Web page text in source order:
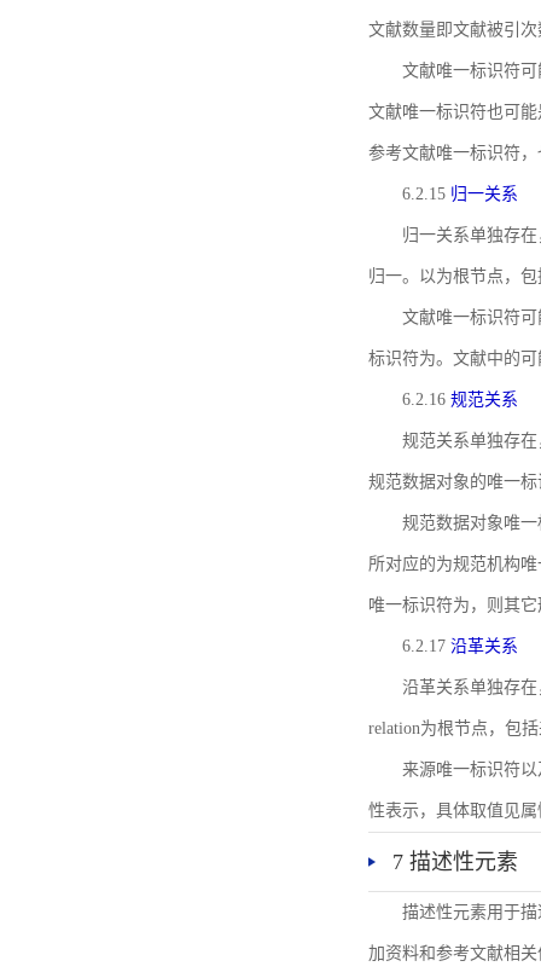
文献数量即文献被引
文献唯一标识符
文献唯一标识符也可
参考文献唯一标识符
6.2.15 归一关系
归一关系单独存
归一。以为根节点，
文献唯一标识符
标识符为。文献中的
6.2.16 规范关系
规范关系单独存
规范数据对象的唯一
规范数据对象唯一
所对应的为规范机构
唯一标识符为，则其
6.2.17 沿革关系
沿革关系单独存
relation为根节点，包
来源唯一标识符以
性表示，具体取值见属
7 描述性元素
描述性元素用于
加资料和参考文献相